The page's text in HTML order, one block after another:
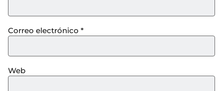
Correo electrónico *
Web